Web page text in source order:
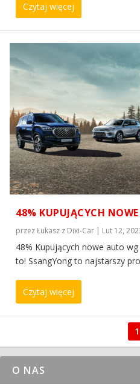
Czytaj więcej
48% KUPUJĄCYCH
przezŁukasz z Dixi-Car | Lut 12,
48% Kupujących nowe auto
to! SsangYong to najstarszy
Czytaj więcej
1
O NAS